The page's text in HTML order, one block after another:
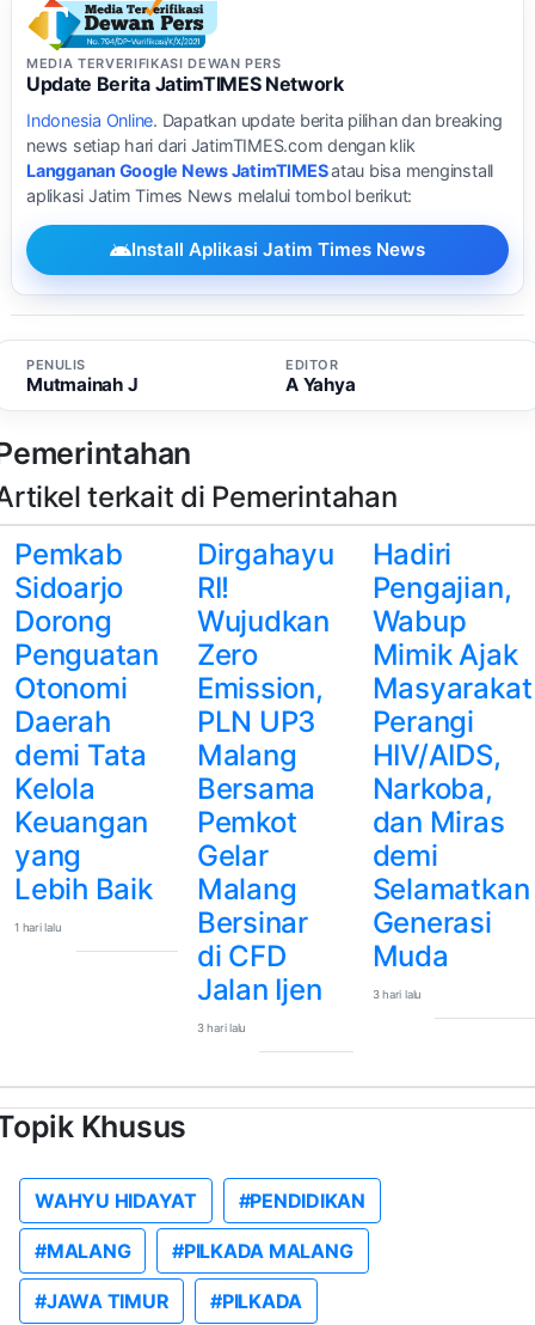
MEDIA TERVERIFIKASI DEWAN PERS
Update Berita JatimTIMES Network
Indonesia Online. Dapatkan update berita pilihan dan breaking
news setiap hari dari JatimTIMES.com dengan klik
Langganan Google News JatimTIMESatau bisa menginstall
aplikasi Jatim Times News melalui tombol berikut:
Install Aplikasi Jatim Times News
PENULIS
Mutmainah J
EDITOR
A Yahya
terkait di Pemerintahan
Pemkab
Sidoarjo
Dorong
Penguatan
Otonomi
Daerah
demi Tata
Kelola
Keuangan
yang
Lebih Baik
1 hari lalu
Dirgahayu
RI!
Wujudkan
Zero
Emission,
PLN UP3
Malang
Bersama
Pemkot
Gelar
Malang
Bersinar
di CFD
Jalan Ijen
3 hari lalu
Hadiri
Pengajian,
Wabup
Mimik Ajak
Masyarakat
Perangi
HIV/AIDS,
Narkoba,
dan Miras
demi
Selamatkan
Generasi
Muda
3 hari lalu
Khusus
WAHYU HIDAYAT #PENDIDIKAN
#MALANG #PILKADA MALANG
#JAWA TIMUR #PILKADA